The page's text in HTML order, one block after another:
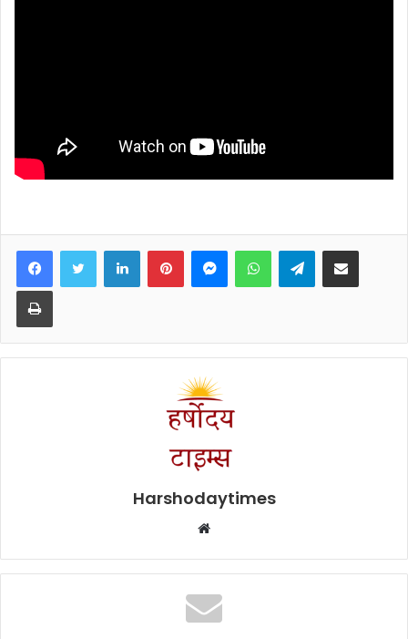
FacebookTwitter LinkedInPinterestMessengerWhatsAppTelegramShare via Email
Print
Harshodaytimes
Website